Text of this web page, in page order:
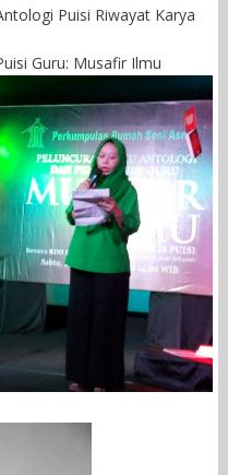
Puisi Riwayat Karya
Guru: Musafir Ilmu